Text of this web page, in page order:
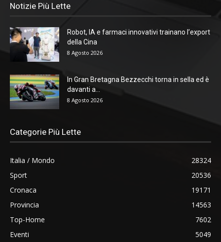
Notizie Più Lette
Robot, IA e farmaci innovativi trainano l’export
della Cina
8 Agosto 2026
In Gran Bretagna Bezzecchi torna in sella ed è
davanti a...
8 Agosto 2026
Categorie Più Lette
Italia / Mondo
28324
Sport
20536
Cronaca
19171
Provincia
14563
Top-Home
7602
Eventi
5049